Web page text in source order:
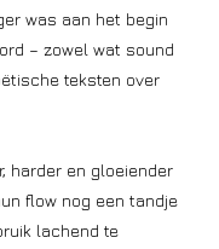
was aan het begin
– zowel wat sound
teksten over
harder en gloeiender
flow nog een tandje
lachend te